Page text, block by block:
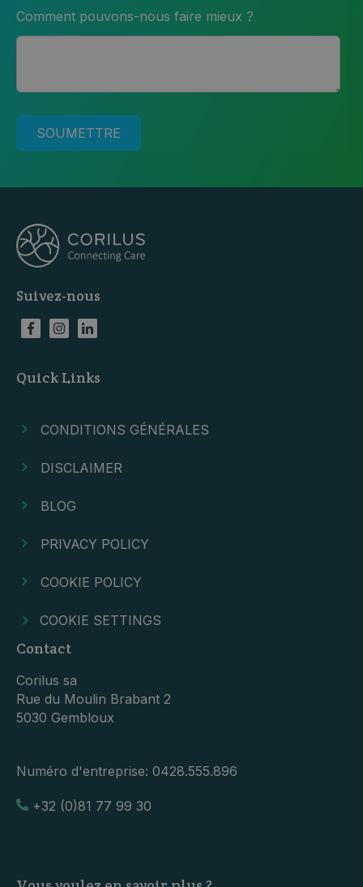
Comment pouvons-nous faire mieux ?
Suivez-nous
Quick Links
CONDITIONS GÉNÉRALES
DISCLAIMER
BLOG
PRIVACY POLICY
COOKIE POLICY
COOKIE SETTINGS
Contact
Corilus sa
Rue du Moulin Brabant 2
5030 Gembloux
Numéro d'entreprise: 0428.555.896
+32 (0)81 77 99 30